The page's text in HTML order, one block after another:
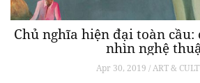
Chủ nghĩa hiện đại toàn cầu:
nhìn nghệ
Apr 30, 2019 / ART &